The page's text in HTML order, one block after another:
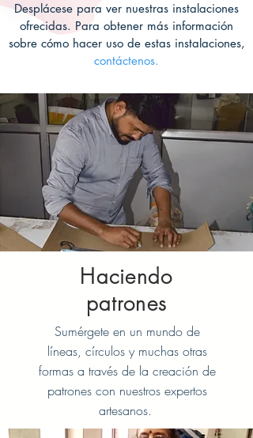
Desplácese para ver nuestras instalaciones
ofrecidas. Para obtener más información
sobre cómo hacer uso de estas instalaciones,
contáctenos.
Haciendo
patrones
Sumérgete en un mundo de
líneas, círculos y muchas otras
formas a través de la creación de
patrones con nuestros expertos
artesanos.